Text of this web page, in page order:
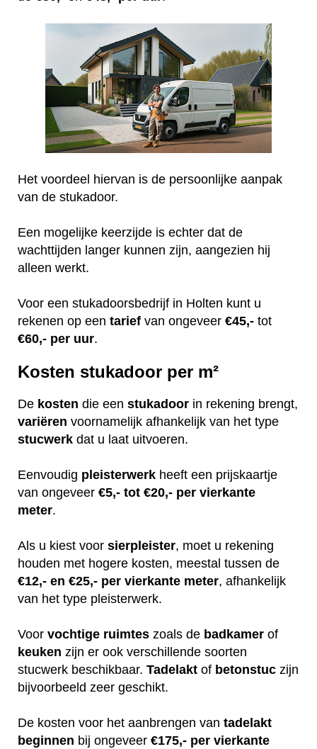
Het voordeel hiervan is de persoonlijke aanpak
van de stukadoor.
Een mogelijke keerzijde is echter dat de
wachttijden langer kunnen zijn, aangezien hij
alleen werkt.
Voor een stukadoorsbedrijf in Holten kunt u
rekenen op een tarief van ongeveer €45,- tot
€60,- per uur.
Kosten stukadoor per m²
De kosten die een stukadoor in rekening brengt,
variëren voornamelijk afhankelijk van het type
stucwerk dat u laat uitvoeren.
Eenvoudig pleisterwerk heeft een prijskaartje
van ongeveer €5,- tot €20,- per vierkante
meter.
Als u kiest voor sierpleister, moet u rekening
houden met hogere kosten, meestal tussen de
€12,- en €25,- per vierkante meter, afhankelijk
van het type pleisterwerk.
Voor vochtige ruimtes zoals de badkamer of
keuken zijn er ook verschillende soorten
stucwerk beschikbaar. Tadelakt of betonstuc zijn
bijvoorbeeld zeer geschikt.
De kosten voor het aanbrengen van tadelakt
beginnen bij ongeveer €175,- per vierkante